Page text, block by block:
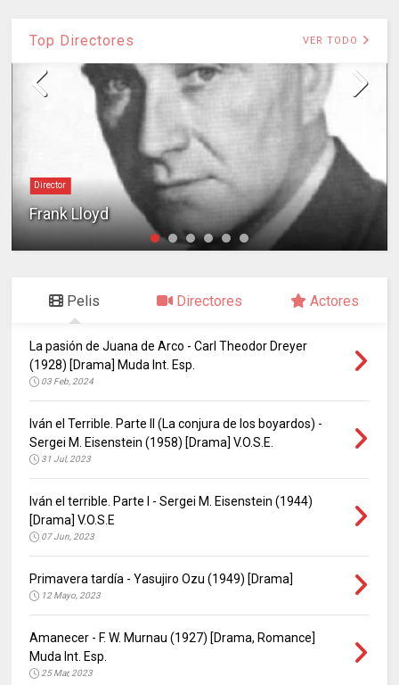
Top Directores VER TODO
Director
Frank Lloyd
Pelis Directores Actores
La pasión de Juana de Arco - Carl Theodor Dreyer
(1928) [Drama] Muda Int. Esp.
03 Feb, 2024
Iván el Terrible. Parte II (La conjura de los boyardos) -
Sergei M. Eisenstein (1958) [Drama] V.O.S.E.
31 Jul, 2023
Iván el terrible. Parte I - Sergei M. Eisenstein (1944)
[Drama] V.O.S.E
07 Jun, 2023
Primavera tardía - Yasujiro Ozu (1949) [Drama]
12 Mayo, 2023
Amanecer - F. W. Murnau (1927) [Drama, Romance]
Muda Int. Esp.
25 Mar, 2023